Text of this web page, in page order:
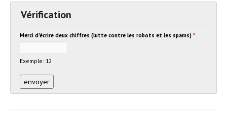
Vérification
Merci d'écrire deux chiffres (lutte contre les robots et les spams) *
Exemple: 12